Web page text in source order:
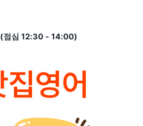
(점심 12:30 - 14:00)